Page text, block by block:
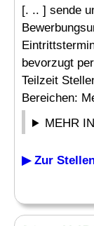
[. .. ] sende
bevorzugt
Teilzeit
Bereichen:
MEHR
▶ Zur